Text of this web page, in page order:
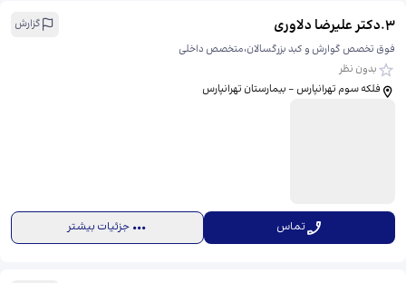
3
.دکتر علیرضا دلاوری
گزارش
فوق تخصص گوارش و کبد بزرگسالان،متخصص داخلی
بدون نظر
فلکه سوم تهرانپارس - بیمارستان تهرانپارس
تماس جزئیات بیشتر